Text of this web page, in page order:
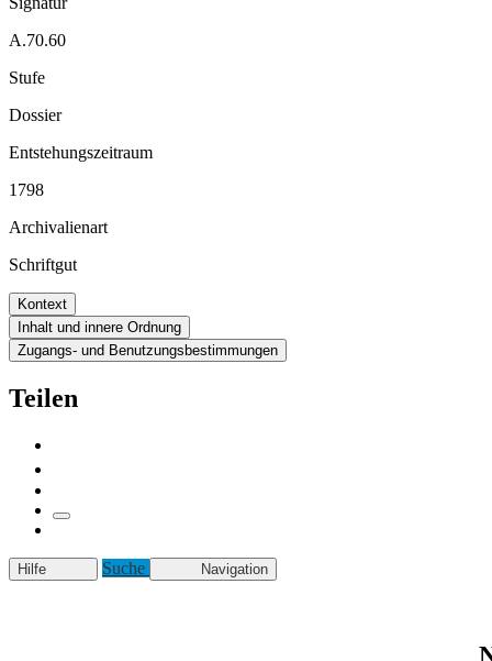
A.70.60
Stufe
Dossier
Entstehungszeitraum
1798
Archivalienart
Schriftgut
Kontext
Inhalt und innere Ordnung
Zugangs- und Benutzungsbestimmungen
Teilen
Hilfe Suche Navigation